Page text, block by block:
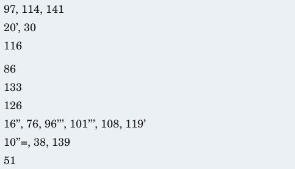
97, 114, 141
20’, 30
116
86
133
126
16’’, 76, 96’’’, 101’’’, 108, 119’
10’’=, 38, 139
51